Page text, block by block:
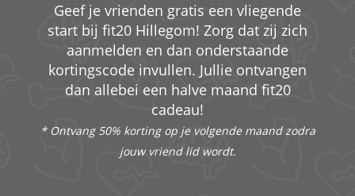
Geef je vrienden gratis een vliegende
start bij fit20 Hillegom! Zorg dat zij zich
aanmelden en dan onderstaande
kortingscode invullen. Jullie ontvangen
dan allebei een halve maand fit20
cadeau!
* Ontvang 50% korting op je volgende maand zodra
jouw vriend lid wordt.